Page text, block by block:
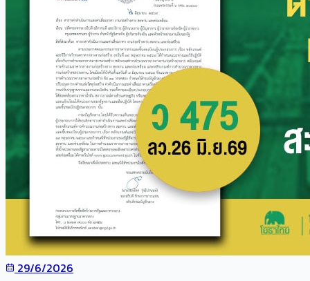
29/6/2026